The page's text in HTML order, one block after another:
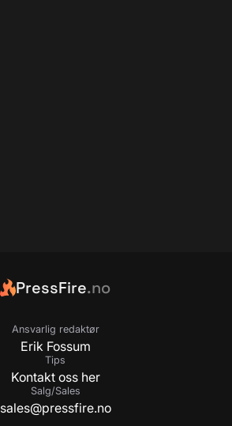
PressFire.no
Ansvarlig redaktør
Erik Fossum
Tips
Kontakt oss her
Salg/Sales
sales@pressfire.no